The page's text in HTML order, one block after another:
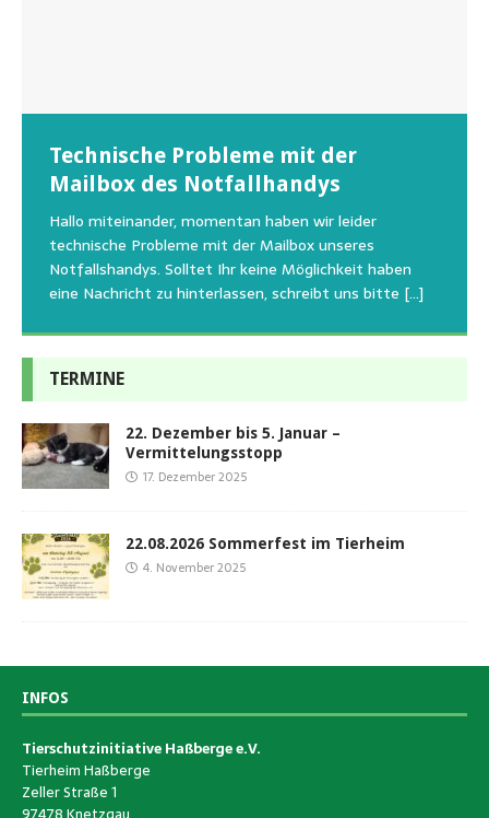
Technische Probleme mit der
Mailbox des Notfallhandys
Hallo miteinander, momentan haben wir leider
technische Probleme mit der Mailbox unseres
Notfallshandys. Solltet Ihr keine Möglichkeit haben
eine Nachricht zu hinterlassen, schreibt uns bitte […]
Beginn der Wildtierrettung
Aus aktuellem Anlass weisen wir darauf hin, dass die
Tierschutzinitiative Haßberge natürlich, wie auch in
den letzten 20 Jahren, immer noch für alle verwaisten
oder[…]
22.08.2026 Sommerfest im Tierheim
Wir bitten um Verständnis, dass am Tag vom
Sommerfest das Hundehaus zum Schutz unserer Tiere
geschlossen bleibt.Viele unserer Hunde erleben einen
emotionalen Stress bei Begegnung[…]
Wunschzettel unserer Fellnasen
Regelmäßig bekommen wir liebe Anfragen, wie man
uns am Besten unterstützen kann. Natürlich ziehen
die gesteigerten Kosten auch uns so richtig in die Knie
und[…]
TERMINE
22. Dezember bis 5. Januar –
Vermittelungsstopp
17. Dezember 2025
22.08.2026 Sommerfest im Tierheim
4. November 2025
INFOS
Tierschutzinitiative Haßberge e.V.
Tierheim Haßberge
Zeller Straße 1